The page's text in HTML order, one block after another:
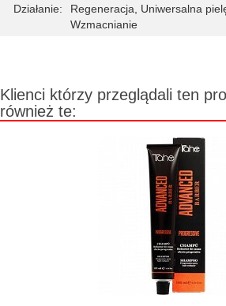
Działanie:
Regeneracja, Uniwersalna
Wzmacnianie
Klienci którzy przeglądali ten
również te: